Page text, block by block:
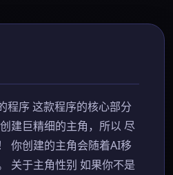
程序 这款程序的核心部分
建巨精细的主角，所以 尽
你创建的主角会随着AI移
关于主角性别 如果你不是